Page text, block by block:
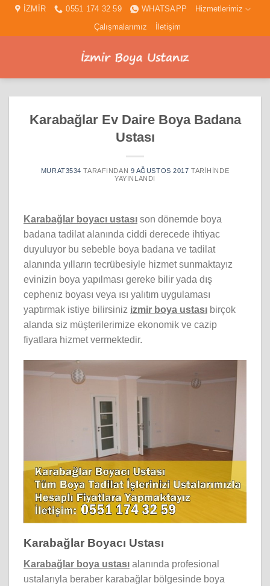
İçeriğeİZMİR 0551 174 32 59 WHATSAPP
Hizmetlerimiz
Çalışmalarımız
İletişim
Karabağlar Ev Daire Boya Badana
Ustası
MURAT3534 TARAFINDAN 9 AĞUSTOS 2017 TARIHINDE
YAYINLANDI
Karabağlar boyacı ustası son dönemde boya
badana tadilat alanında ciddi derecede ihtiyac
duyuluyor bu sebeble boya badana ve tadilat
alanında yılların tecrübesiyle hizmet sunmaktayız
evinizin boya yapılması gereke bilir yada dış
cephenız boyası veya ısı yalıtım uygulaması
yaptırmak istiye bilirsiniz izmir boya ustası birçok
alanda siz müşterilerimize ekonomik ve cazip
fiyatlara hizmet vermektedir.
Karabağlar Boyacı Ustası
Karabağlar boya ustası alanında profesional
ustalarıyla beraber karabağlar bölgesinde boya